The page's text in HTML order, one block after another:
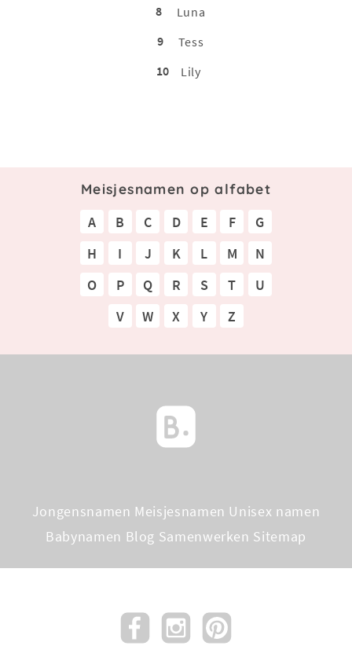
8
Luna
9
Tess
10
Lily
Meisjesnamen op alfabet
A B C D E F
G
H
I J K L M
N
O
P Q R S T
U
V
W X Y Z
Jongensnamen Meisjesnamen Unisex namen
Babynamen Blog Samenwerken Sitemap